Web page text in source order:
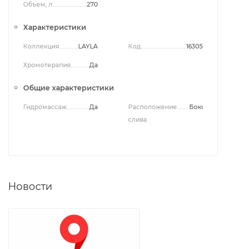
Объем, л 270
Характеристики
Коллекция LAYLA
Хромотерапия Да
Код 16305
Общие характеристики
Гидромассаж Да
Расположение
слива
Боковое
Новости